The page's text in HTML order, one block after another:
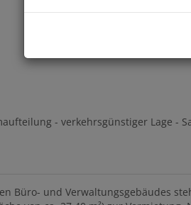
Büro- und Verwaltungsgebäudes